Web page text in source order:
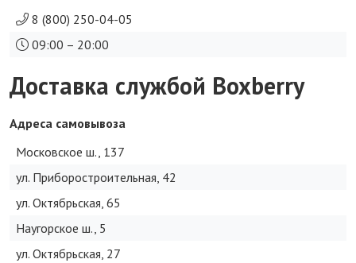
8 (800) 250-04-05
09:00 – 20:00
Доставка службой Boxberry
Адреса самовывоза
Московское ш., 137
ул. Приборостроительная, 42
ул. Октябрьская, 65
Наугорское ш., 5
ул. Октябрьская, 27